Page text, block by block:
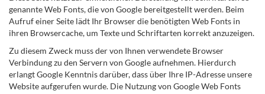
genannte Web Fonts, die von Google bereitgestellt werden. Beim
Aufruf einer Seite lädt Ihr Browser die benötigten Web Fonts in
ihren Browsercache, um Texte und Schriftarten korrekt anzuzeigen.
Zu diesem Zweck muss der von Ihnen verwendete Browser
Verbindung zu den Servern von Google aufnehmen. Hierdurch
erlangt Google Kenntnis darüber, dass über Ihre IP-Adresse unsere
Website aufgerufen wurde. Die Nutzung von Google Web Fonts